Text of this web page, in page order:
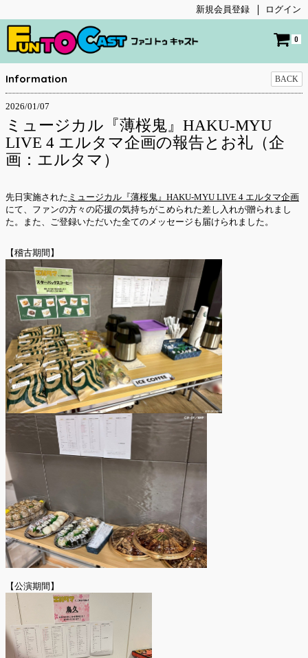
新規会員登録 ログイン
0
Information BACK
2026/01/07
ミュージカル『薄桜鬼』HAKU-MYU
LIVE 4 エルタマ企画の報告とお礼（企
画：エルタマ）
先日実施された ミュージカル『薄桜鬼』HAKU-MYU LIVE 4 エルタマ企画
にて、ファンの方々の応援の気持ちがこめられた差し入れが贈られまし
た。また、ご登録いただいた全てのメッセージも届けられました。
【稽古期間】
【公演期間】